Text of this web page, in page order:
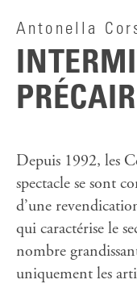
Antonella
Depuis 1992, les
spectacle se sont
d’une
qui caractérise le
nombre
uniquement les